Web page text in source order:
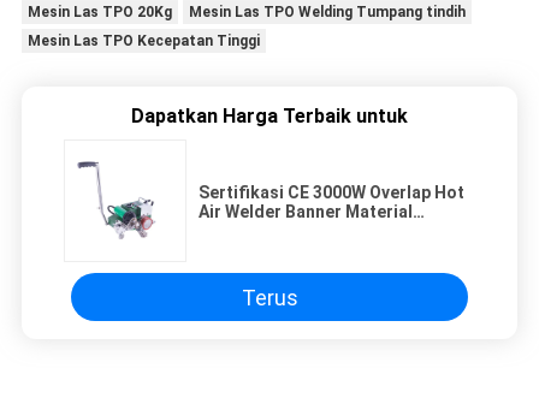
Mesin Las TPO 20Kg
Mesin Las TPO Welding Tumpang tindih
Mesin Las TPO Kecepatan Tinggi
Dapatkan Harga Terbaik untuk
Sertifikasi CE 3000W Overlap Hot
Air Welder Banner Material
Terus